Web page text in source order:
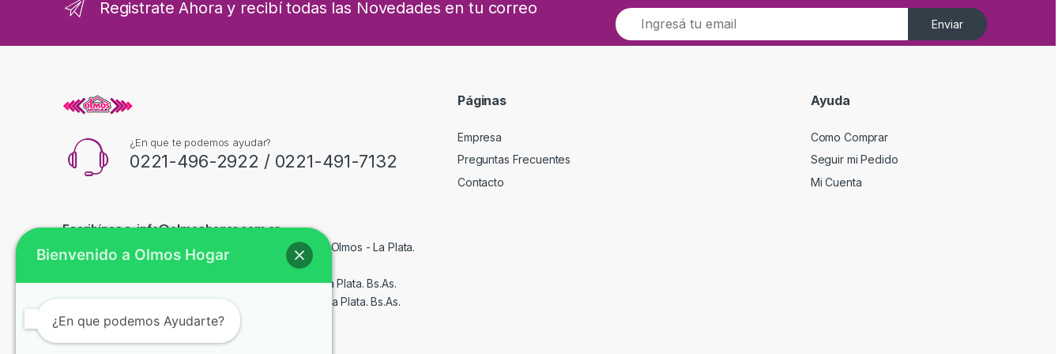
Registrate Ahora y recibí todas las Novedades en tu correo
E
m
a
Enviar
¿En que te podemos ayudar?
0221-496-2922 / 0221-491-7132
Escribínos a: info@olmoshogar.com.ar
Casa Central: Av. 197 Nº613 E/44 y 45 1901. Lisandro Olmos - La Plata.
Suc. Abasto: Av. 520 e/209 y 210. Lisandro Olmos - La Plata. Bs.As.
Suc Calle 44: Av. 44 E/ 202 Y 203. Lisandro Olmos - La Plata. Bs.As.
Páginas
Empresa
Preguntas Frecuentes
Contacto
Ayuda
Como Comprar
Seguir mi Pedido
Mi Cuenta
Bienvenido a Olmos Hogar
¿En que podemos Ayudarte?